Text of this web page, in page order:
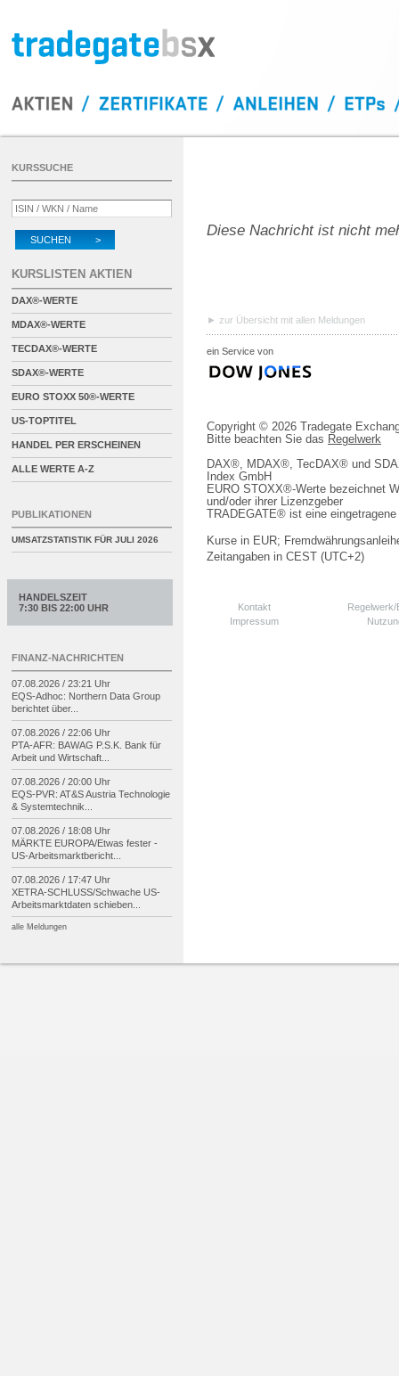
Diese Nachricht ist nicht
zur Übersicht mit allen Meldungen
ein Service von
Copyright © 2026 Tradegate
Bitte beachten Sie das Regelwerk
DAX®, MDAX®, TecDAX® und
Index GmbH
EURO STOXX®-Werte bezeichnet
und/oder ihrer Lizenzgeber
TRADEGATE® ist eine
Kurse in EUR;
Zeitangaben in CEST (UTC+2)
Kontakt
Impressum
KURSSUCHE
SUCHEN >
KURSLISTEN AKTIEN
DAX®-WERTE
MDAX®-WERTE
TECDAX®-WERTE
SDAX®-WERTE
EURO STOXX 50®-WERTE
US-TOPTITEL
HANDEL PER ERSCHEINEN
ALLE WERTE A-Z
PUBLIKATIONEN
UMSATZSTATISTIK FÜR JULI 2026
HANDELSZEIT
7:30 BIS 22:00 UHR
FINANZ-NACHRICHTEN
07.08.2026 / 23:21 Uhr
EQS-Adhoc: Northern Data Group
berichtet über...
07.08.2026 / 22:06 Uhr
PTA-AFR: BAWAG P.S.K. Bank für
Arbeit und Wirtschaft...
07.08.2026 / 20:00 Uhr
EQS-PVR: AT&S Austria Technologie
& Systemtechnik...
07.08.2026 / 18:08 Uhr
MÄRKTE EUROPA/Etwas fester -
US-Arbeitsmarktbericht...
07.08.2026 / 17:47 Uhr
XETRA-SCHLUSS/Schwache US-
Arbeitsmarktdaten schieben...
alle Meldungen